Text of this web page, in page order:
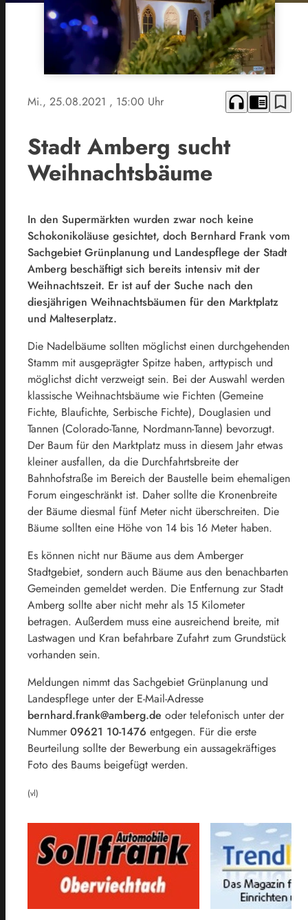
Mi., 25.08.2021 , 15:00 Uhr headphones chrome_reader_mode bookmark_border
Stadt Amberg sucht
Weihnachtsbäume
In den Supermärkten wurden zwar noch keine
Schokonikoläuse gesichtet, doch Bernhard Frank vom
Sachgebiet Grünplanung und Landespflege der Stadt
Amberg beschäftigt sich bereits intensiv mit der
Weihnachtszeit. Er ist auf der Suche nach den
diesjährigen Weihnachtsbäumen für den Marktplatz
und Malteserplatz.
Die Nadelbäume sollten möglichst einen durchgehenden
Stamm mit ausgeprägter Spitze haben, arttypisch und
möglichst dicht verzweigt sein. Bei der Auswahl werden
klassische Weihnachtsbäume wie Fichten (Gemeine
Fichte, Blaufichte, Serbische Fichte), Douglasien und
Tannen (Colorado-Tanne, Nordmann-Tanne) bevorzugt.
Der Baum für den Marktplatz muss in diesem Jahr etwas
kleiner ausfallen, da die Durchfahrtsbreite der
Bahnhofstraße im Bereich der Baustelle beim ehemaligen
Forum eingeschränkt ist. Daher sollte die Kronenbreite
der Bäume diesmal fünf Meter nicht überschreiten. Die
Bäume sollten eine Höhe von 14 bis 16 Meter haben.
Es können nicht nur Bäume aus dem Amberger
Stadtgebiet, sondern auch Bäume aus den benachbarten
Gemeinden gemeldet werden. Die Entfernung zur Stadt
Amberg sollte aber nicht mehr als 15 Kilometer
betragen. Außerdem muss eine ausreichend breite, mit
Lastwagen und Kran befahrbare Zufahrt zum Grundstück
vorhanden sein.
Meldungen nimmt das Sachgebiet Grünplanung und
Landespflege unter der E-Mail-Adresse
bernhard.frank@amberg.de oder telefonisch unter der
Nummer 09621 10-1476 entgegen. Für die erste
Beurteilung sollte der Bewerbung ein aussagekräftiges
Foto des Baums beigefügt werden.
(vl)